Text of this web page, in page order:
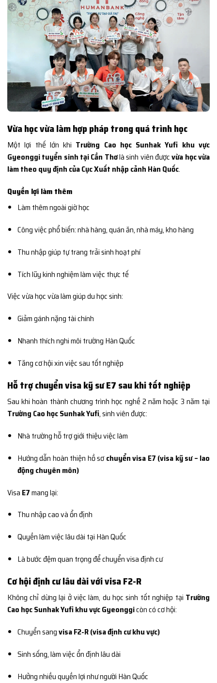
Vừa học vừa làm hợp pháp trong quá trình học
Một lợi thế lớn khi Trường Cao học Sunhak Yufi khu vực
Gyeonggi tuyển sinh tại Cần Thơlà sinh viên đượcvừa học vừa
làm theo quy định của Cục Xuất nhập cảnh Hàn Quốc.
Quyền lợi làm thêm
Làm thêm ngoài giờ học
Công việc phổ biến: nhà hàng, quán ăn, nhà máy, kho hàng
Thu nhập giúp tự trang trải sinh hoạt phí
Tích lũy kinh nghiệm làm việc thực tế
Việc vừa học vừa làm giúp du học sinh:
Giảm gánh nặng tài chính
Nhanh thích nghi môi trường Hàn Quốc
Tăng cơ hội xin việc sau tốt nghiệp
Hỗ trợ chuyển visa kỹ sư E7 sau khi tốt nghiệp
Sau khi hoàn thành chương trình học nghề 2 năm hoặc 3 năm tại
Trường Cao học Sunhak Yufi, sinh viên được:
Nhà trường hỗ trợ giới thiệu việc làm
Hướng dẫn hoàn thiện hồ sơchuyển visa E7 (visa kỹ sư – lao
động chuyên môn)
Visa E7mang lại:
Thu nhập cao và ổn định
Quyền làm việc lâu dài tại Hàn Quốc
Là bước đệm quan trọng để chuyển visa định cư
Cơ hội định cư lâu dài với visa F2-R
Không chỉ dừng lại ở việc làm, du học sinh tốt nghiệp tại Trường
Cao học Sunhak Yufi khu vực Gyeonggicòn có cơ hội:
Chuyển sangvisa F2-R (visa định cư khu vực)
Sinh sống, làm việc ổn định lâu dài
Hưởng nhiều quyền lợi như người Hàn Quốc